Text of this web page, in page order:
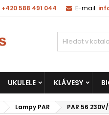
+420 588 491 044 E-mail:
UKULELE KLÁVESY
Lampy PAR PAR 56